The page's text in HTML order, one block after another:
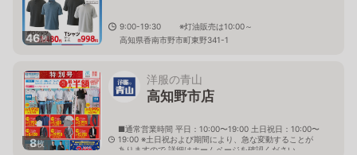
46枚
9:00-19:30 ※灯油販売は10:00～
高知県香南市野市町東野341-1
8枚
洋服の青山
高知野市店
■通常営業時間 平日：10:00〜19:00 土日祝日：10:00〜
19:00 ※土日祝および期間により、急な変動することが
ありますので 詳細はホームページを確認ください